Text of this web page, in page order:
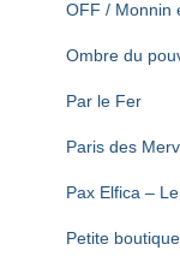
OFF / Monnin
Ombre du
Par le Fer
Paris des
Pax Elfica –
Petite